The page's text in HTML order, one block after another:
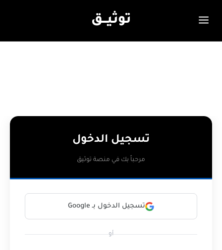
توثيـــق
تسجيل الدخول
مرحباً بك في منصة توثيق
تسجيل الدخول بـ Google
أو